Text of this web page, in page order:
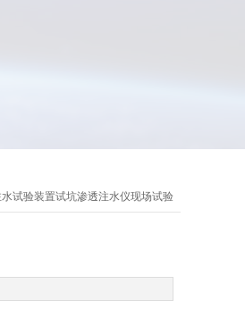
水试验装置试坑渗透注水仪现场试验